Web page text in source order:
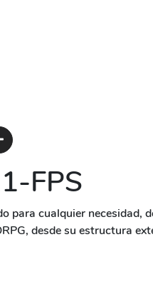
FPS
para cualquier necesidad,
desde su estructura